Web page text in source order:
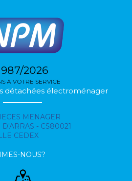
2026
À VOTRE SERVICE
détachées électroménager
MENAGER
D'ARRAS - CS80021
CEDEX
NOUS?